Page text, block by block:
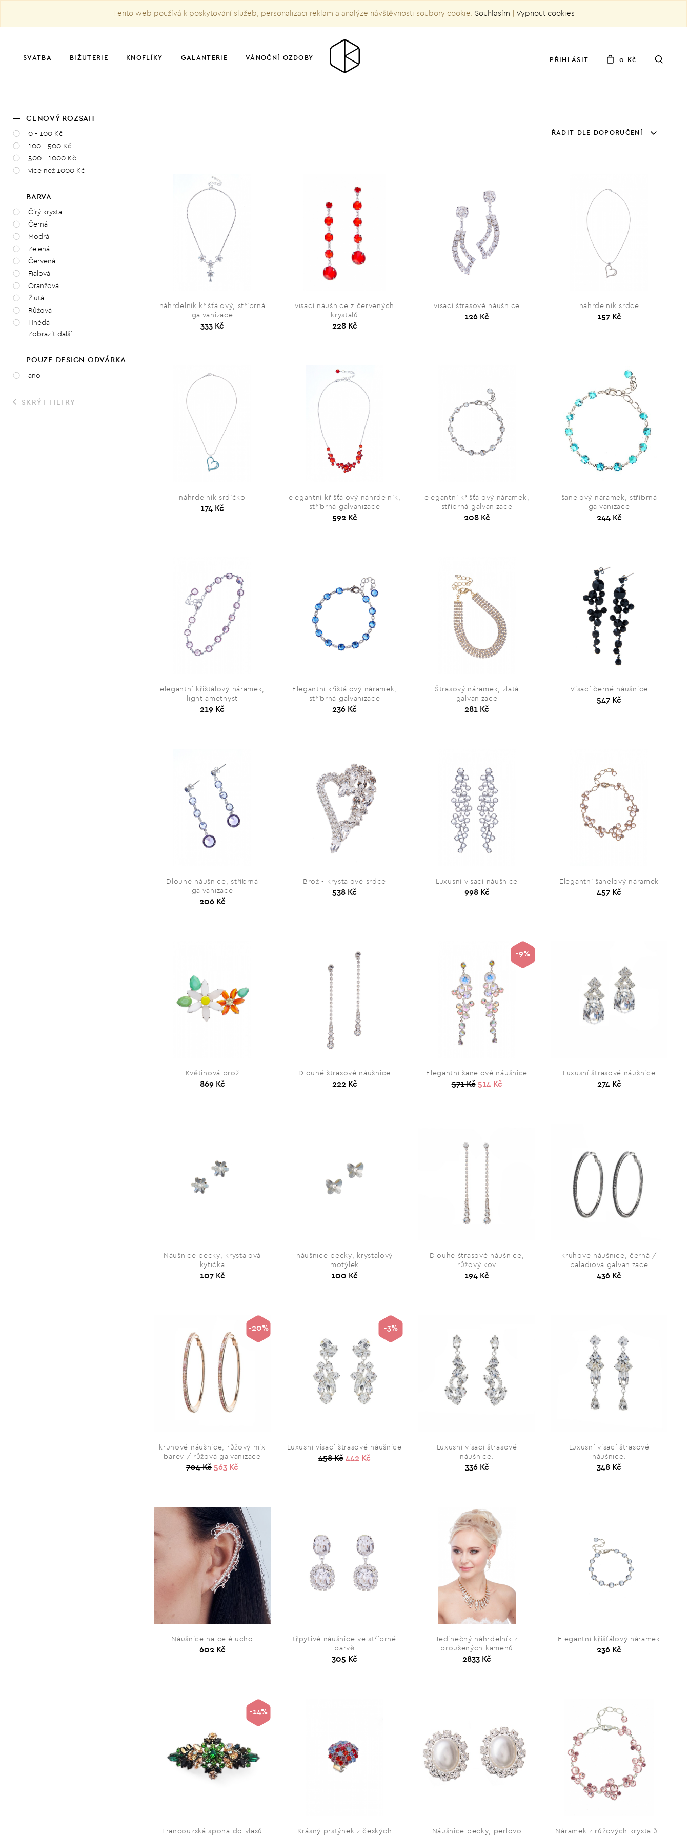
Tento web používá k poskytování služeb, personalizaci reklam a analýze návštěvnosti soubory cookie. Souhlasím | Vypnout cookies
SVATBA BIŽUTERIE KNOFLÍKY GALANTERIE VÁNOČNÍ OZDOBY PŘIHLÁSIT 0 Kč
CENOVÝ ROZSAH
0 - 100 Kč
100 - 500 Kč
500 - 1000 Kč
více než 1000 Kč
BARVA
Čirý krystal
Černá
Modrá
Zelená
Červená
Fialová
Oranžová
Žlutá
Růžová
Hnědá
Zobrazit další ...
POUZE DESIGN ODVÁRKA
ano
SKRÝT FILTRY
ŘADIT DLE DOPORUČENÍ
náhrdelník křišťálový, stříbrná
galvanizace
333 Kč
visací náušnice z červených
krystalů
228 Kč
visací štrasové náušnice
126 Kč
náhrdelník srdce
157 Kč
náhrdelník srdíčko
174 Kč
elegantní křišťálový náhrdelník,
stříbrná galvanizace
592 Kč
elegantní křišťálový náramek,
stříbrná galvanizace
208 Kč
šanelový náramek, stříbrná
galvanizace
244 Kč
elegantní křišťálový náramek,
light amethyst
219 Kč
Elegantní křišťálový náramek,
stříbrná galvanizace
236 Kč
Štrasový náramek, zlatá
galvanizace
281 Kč
Visací černé náušnice
547 Kč
Dlouhé náušnice, stříbrná
galvanizace
206 Kč
Brož - krystalové srdce
538 Kč
Luxusní visací náušnice
998 Kč
Elegantní šanelový náramek
457 Kč
Květinová brož
869 Kč
Dlouhé štrasové náušnice
222 Kč
Elegantní šanelové náušnice
571 Kč 514 Kč
-9%
Luxusní štrasové náušnice
274 Kč
Náušnice pecky, krystalová
kytička
107 Kč
náušnice pecky, krystalový
motýlek
100 Kč
Dlouhé štrasové náušnice,
růžový kov
194 Kč
kruhové náušnice, černá /
paladiová galvanizace
436 Kč
kruhové náušnice, růžový mix
barev / růžová galvanizace
704 Kč 563 Kč
-20%
Luxusní visací štrasové náušnice
458 Kč 442 Kč
-3%
Luxusní visací štrasové
náušnice.
336 Kč
Luxusní visací štrasové
náušnice.
348 Kč
Náušnice na celé ucho
602 Kč
třpytivé náušnice ve stříbrné
barvě
305 Kč
Jedinečný náhrdelník z
broušených kamenů
2833 Kč
Elegantní křišťálový náramek
236 Kč
Francouzská spona do vlasů
-14%
Krásný prstýnek z českých
Náušnice pecky, perlovo
Náramek z růžových krystalů -